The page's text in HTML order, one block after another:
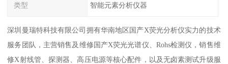
类型 智能元素分析仪器
深圳曼瑞特科技有限公司拥有华南地区国产X荧光分析仪实力的技术
服务团队，主营销售及维修国产X荧光光谱仪、Rohs检测仪，销售维
修X射线管、探测器、高压电源等核心配件，以及无卤素测试升级服